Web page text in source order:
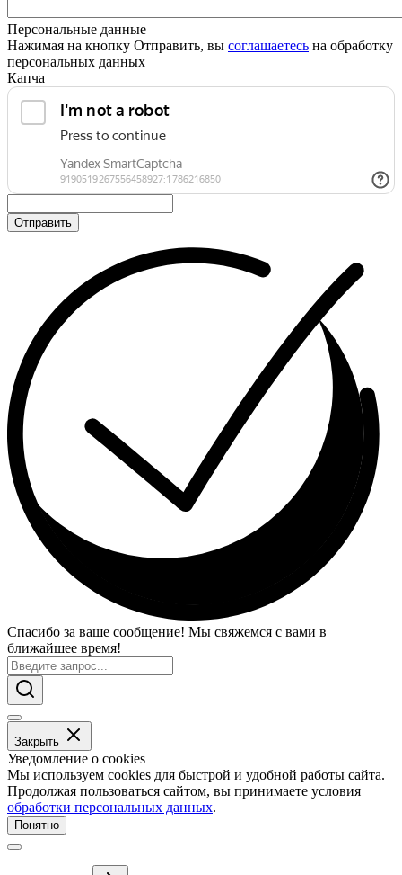
Персональные данные
Нажимая на кнопку Отправить, вы соглашаетесь на обработку
персональных данных
Капча
Отправить
Спасибо за ваше сообщение! Мы свяжемся с вами в
ближайшее время!
Закрыть
Уведомление о cookies
Мы используем cookies для быстрой и удобной работы сайта.
Продолжая пользоваться сайтом, вы принимаете условия
обработки персональных данных.
Понятно